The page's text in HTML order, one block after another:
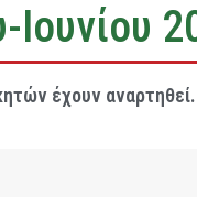
έχουν αναρτηθεί.